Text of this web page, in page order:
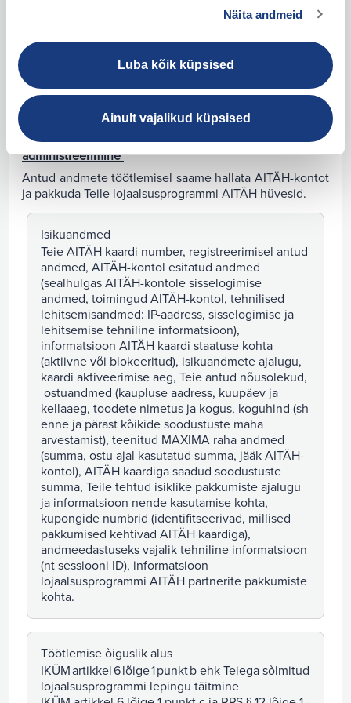
Näita andmeid
Luba kõik küpsised
Ainult vajalikud küpsised
Lisaks on kõikidest teavitustest korraga võimalik
klienditugi@maxima.ee või infotelefonil 800
2121. Lõpetame programmi pakkumiste saatmise
esimesel võimalusel, kuid hiljemalt seitsme (7) päeva
jooksul.
AITÄH-konto haldamine ja Lojaalsusprogrammi AITÄH
administreerimine
Antud andmete töötlemisel saame hallata AITÄH-kontot
ja pakkuda Teile lojaalsusprogrammi AITÄH hüvesid.
Isikuandmed
Teie AITÄH kaardi number, registreerimisel antud
andmed, AITÄH-kontol esitatud andmed
(sealhulgas AITÄH-kontole sisselogimise
andmed, toimingud AITÄH-kontol, tehnilised
lehitsemisandmed: IP-aadress, sisselogimise ja
lehitsemise tehniline informatsioon),
informatsioon AITÄH kaardi staatuse kohta
(aktiivne või blokeeritud), isikuandmete ajalugu,
kaardi aktiveerimise aeg, Teie antud nõusolekud,
ostuandmed (kaupluse aadress, kuupäev ja
kellaaeg, toodete nimetus ja kogus, koguhind (sh
enne ja pärast kõikide soodustuste maha
arvestamist), teenitud MAXIMA raha andmed
(summa, ostu ajal kasutatud summa, jääk AITÄH-
kontol), AITÄH kaardiga saadud soodustuste
summa, Teile tehtud isiklike pakkumiste ajalugu
ja informatsioon nende kasutamise kohta,
kupongide numbrid (identifitseerivad, millised
pakkumised kehtivad AITÄH kaardiga),
andmeedastuseks vajalik tehniline informatsioon
(nt sessiooni ID), informatsioon
lojaalsusprogrammi AITÄH partnerite pakkumiste
kohta.
Töötlemise õiguslik alus
IKÜM artikkel 6 lõige 1 punkt b ehk Teiega sõlmitud
lojaalsusprogrammi lepingu täitmine